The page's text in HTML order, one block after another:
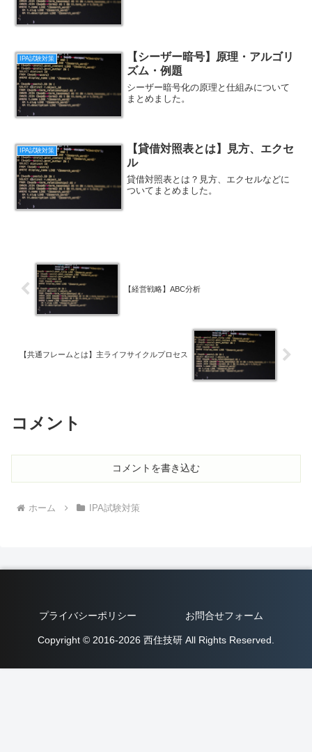
IPA試験対策
【シーザー暗号】原理・アルゴリ
ズム・例題
シーザー暗号化の原理と仕組みについて
まとめました。
IPA試験対策
【貸借対照表とは】見方、エクセ
ル
貸借対照表とは？見方、エクセルなどに
ついてまとめました。
【経営戦略】ABC分析
【共通フレームとは】主ライフサイクルプロセス
コメント
コメントを書き込む
ホーム IPA試験対策
プライバシーポリシー お問合せフォーム
Copyright © 2016-2026 西住技研 All Rights Reserved.